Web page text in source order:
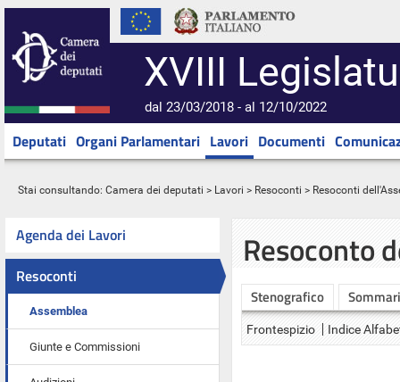
XVIII
dal 23/03/2018 - al 12/10/2022
Deputati Organi Parlamentari Lavori Documenti
Stai consultando: Camera dei deputati > Lavori > Resoconti > Resoconti
Agenda dei Lavori
Resoconti
Assemblea
Giunte e Commissioni
Resoconto
Stenografico
Frontespizio Indice